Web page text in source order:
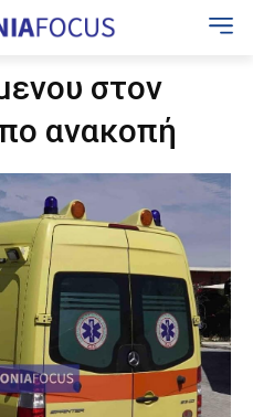
στον
ανακοπή